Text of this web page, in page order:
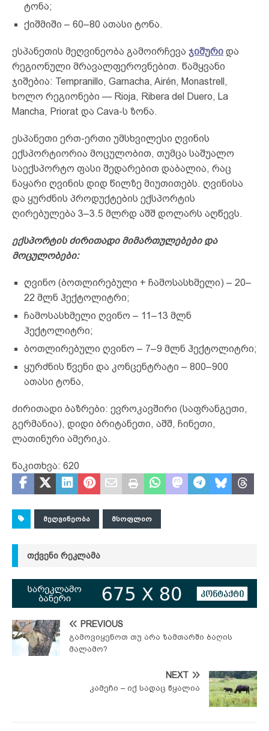
ტონა;
ქიშმიში – 60–80 ათასი ტონა.
ესპანეთის მეღვინეობა გამოირჩევა ჯიშური და
რეგიონული მრავალფეროვნებით. წამყვანი
ჯიშებია: Tempranillo, Garnacha, Airén, Monastrell,
ხოლო რეგიონები — Rioja, Ribera del Duero, La
Mancha, Priorat და Cava-ს ზონა.
ესპანეთი ერთ-ერთი უმსხვილესი ღვინის
ექსპორტიორია მოცულობით, თუმცა საშუალო
საექსპორტო ფასი შედარებით დაბალია, რაც
ნაყარი ღვინის დიდ წილზე მიუთითებს. ღვინისა
და ყურძნის პროდუქტების ექსპორტის
ღირებულება 3–3.5 მლრდ აშშ დოლარს აღწევს.
ექსპორტის ძირითადი მიმართულებები და
მოცულობები:
ღვინო (ბოთლირებული + ჩამოსასხმელი) – 20–
22 მლნ ჰექტოლიტრი;
ჩამოსასხმელი ღვინო – 11–13 მლნ
ჰექტოლიტრი;
ბოთლირებული ღვინო – 7–9 მლნ ჰექტოლიტრი;
ყურძნის წვენი და კონცენტრატი – 800–900
ათასი ტონა,
ძირითადი ბაზრები: ევროკავშირი (საფრანგეთი,
გერმანია), დიდი ბრიტანეთი, აშშ, ჩინეთი,
ლათინური ამერიკა.
წაკითხვა: 620
ᲛᲔᲦᲕᲘᲜᲔᲝᲑᲐ ᲛᲡᲝᲤᲚᲘᲝ
ᲗᲥᲕᲔᲜᲘ ᲠᲔᲙᲚᲐᲛᲐ
PREVIOUS
გამოვიყენოთ თუ არა ზამთარში ბაღის
მალამო?
NEXT
კამეჩი – იქ სადაც წყალია